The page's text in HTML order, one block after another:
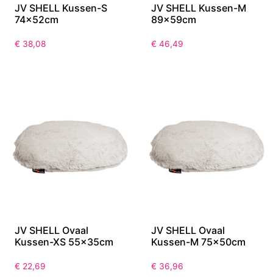
JV SHELL Kussen-S
74x52cm
€ 38,08
JV SHELL Kussen-M
89x59cm
€ 46,49
JV SHELL Ovaal
Kussen-XS 55x35cm
€ 22,69
JV SHELL Ovaal
Kussen-M 75x50cm
€ 36,96